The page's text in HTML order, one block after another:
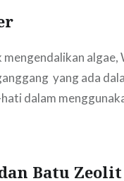
algae,
yang ada
dalam
Batu Zeolit